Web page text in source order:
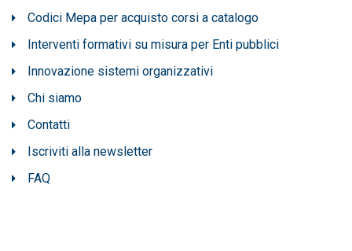
Codici Mepa per acquisto corsi a catalogo
Interventi formativi su misura per Enti pubblici
Innovazione sistemi organizzativi
Chi siamo
Contatti
Iscriviti alla newsletter
FAQ